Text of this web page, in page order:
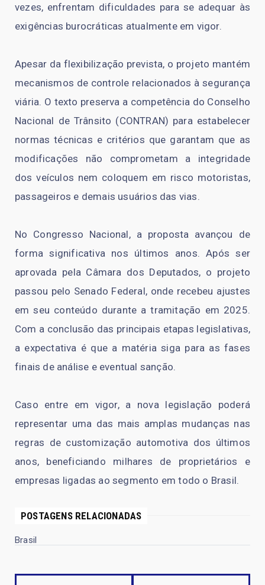
vezes, enfrentam dificuldades para se adequar às
exigências burocráticas atualmente em vigor.
Apesar da flexibilização prevista, o projeto mantém
mecanismos de controle relacionados à segurança
viária. O texto preserva a competência do Conselho
Nacional de Trânsito (CONTRAN) para estabelecer
normas técnicas e critérios que garantam que as
modificações não comprometam a integridade
dos veículos nem coloquem em risco motoristas,
passageiros e demais usuários das vias.
No Congresso Nacional, a proposta avançou de
forma significativa nos últimos anos. Após ser
aprovada pela Câmara dos Deputados, o projeto
passou pelo Senado Federal, onde recebeu ajustes
em seu conteúdo durante a tramitação em 2025.
Com a conclusão das principais etapas legislativas,
a expectativa é que a matéria siga para as fases
finais de análise e eventual sanção.
Caso entre em vigor, a nova legislação poderá
representar uma das mais amplas mudanças nas
regras de customização automotiva dos últimos
anos, beneficiando milhares de proprietários e
empresas ligadas ao segmento em todo o Brasil.
POSTAGENS RELACIONADAS
Brasil